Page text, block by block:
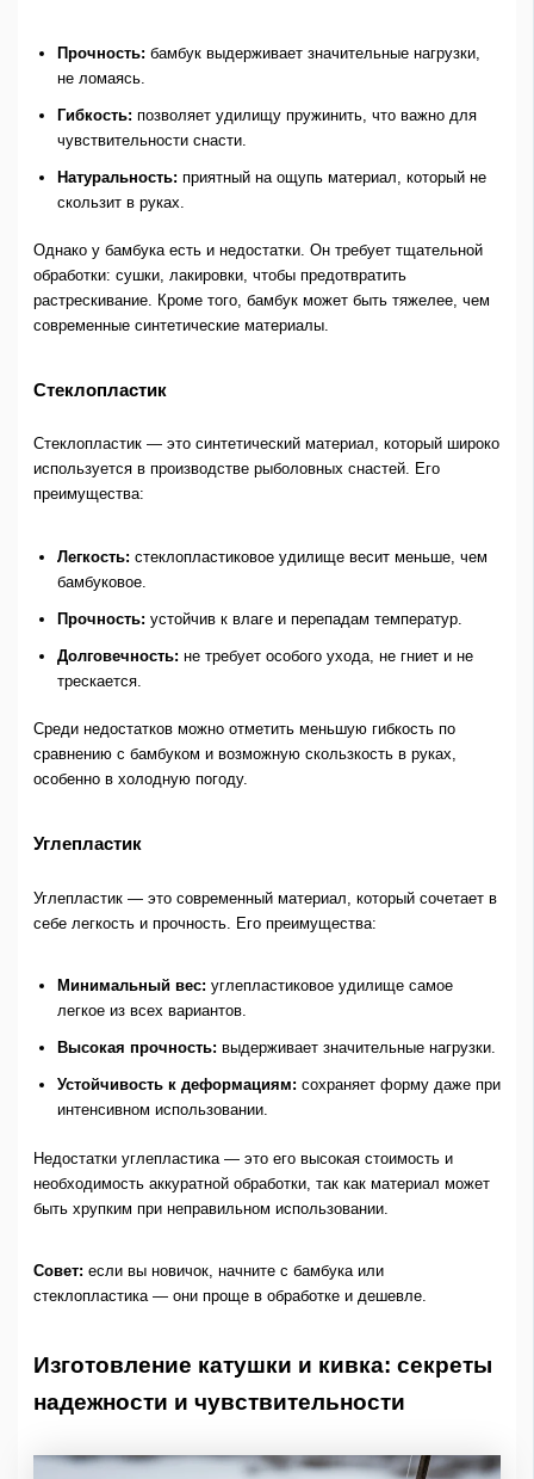
Прочность: бамбук выдерживает значительные нагрузки,
не ломаясь.
Гибкость: позволяет удилищу пружинить, что важно для
чувствительности снасти.
Натуральность: приятный на ощупь материал, который не
скользит в руках.
Однако у бамбука есть и недостатки. Он требует тщательной
обработки: сушки, лакировки, чтобы предотвратить
растрескивание. Кроме того, бамбук может быть тяжелее, чем
современные синтетические материалы.
Стеклопластик
Стеклопластик — это синтетический материал, который широко
используется в производстве рыболовных снастей. Его
преимущества:
Легкость: стеклопластиковое удилище весит меньше, чем
бамбуковое.
Прочность: устойчив к влаге и перепадам температур.
Долговечность: не требует особого ухода, не гниет и не
трескается.
Среди недостатков можно отметить меньшую гибкость по
сравнению с бамбуком и возможную скользкость в руках,
особенно в холодную погоду.
Углепластик
Углепластик — это современный материал, который сочетает в
себе легкость и прочность. Его преимущества:
Минимальный вес: углепластиковое удилище самое
легкое из всех вариантов.
Высокая прочность: выдерживает значительные нагрузки.
Устойчивость к деформациям: сохраняет форму даже при
интенсивном использовании.
Недостатки углепластика — это его высокая стоимость и
необходимость аккуратной обработки, так как материал может
быть хрупким при неправильном использовании.
Совет: если вы новичок, начните с бамбука или
стеклопластика — они проще в обработке и дешевле.
Изготовление катушки и кивка: секреты
надежности и чувствительности